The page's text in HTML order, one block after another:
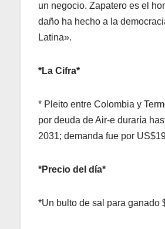
un negocio. Zapatero es el
daño ha hecho a la
Latina».
*La Cifra*
* Pleito entre Colombia y
por deuda de Air-e duraría
2031; demanda fue por
*Precio del día*
*Un bulto de sal para ganado